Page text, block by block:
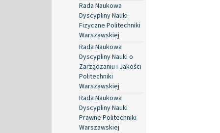
Rada Naukowa
Dyscypliny Nauki
Fizyczne Politechniki
Warszawskiej
Rada Naukowa
Dyscypliny Nauki o
Zarządzaniu i Jakości
Politechniki
Warszawskiej
Rada Naukowa
Dyscypliny Nauki
Prawne Politechniki
Warszawskiej